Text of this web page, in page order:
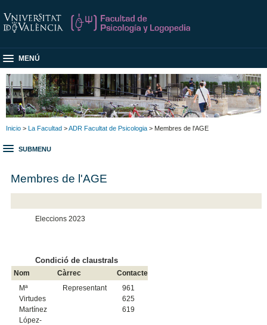
MENÚ
Inicio > La Facultad >ADR Facultat de Psicologia > Membres de l'AGE
SUBMENU
Membres de l'AGE
Eleccions 2023
Condició de claustrals
Nom Càrrec
Contacte
Mª
Virtudes
Martínez
López-
Representant
961
625
619